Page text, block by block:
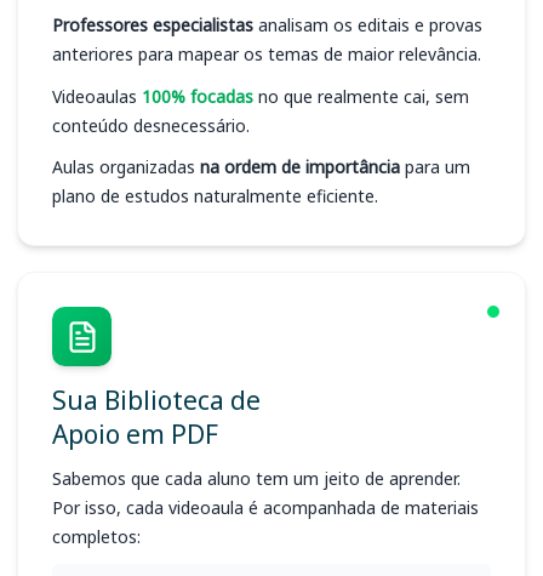
Professores especialistas analisam os editais e provas
anteriores para mapear os temas de maior relevância.
Videoaulas 100% focadas no que realmente cai, sem
conteúdo desnecessário.
Aulas organizadas na ordem de importância para um
plano de estudos naturalmente eficiente.
Sua Biblioteca de
Apoio em PDF
Sabemos que cada aluno tem um jeito de aprender.
Por isso, cada videoaula é acompanhada de materiais
completos: